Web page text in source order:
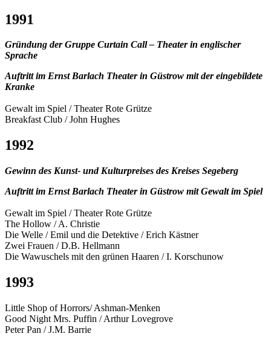
1991
Gründung der Gruppe Curtain Call – Theater in englischer
Sprache
Auftritt im Ernst Barlach Theater in Güstrow mit der eingebildete
Kranke
Gewalt im Spiel / Theater Rote Grütze
Breakfast Club / John Hughes
1992
Gewinn des Kunst- und Kulturpreises des Kreises Segeberg
Auftritt im Ernst Barlach Theater in Güstrow mit Gewalt im Spiel
Gewalt im Spiel / Theater Rote Grütze
The Hollow / A. Christie
Die Welle / Emil und die Detektive / Erich Kästner
Zwei Frauen / D.B. Hellmann
Die Wawuschels mit den grünen Haaren / I. Korschunow
1993
Little Shop of Horrors/ Ashman-Menken
Good Night Mrs. Puffin / Arthur Lovegrove
Peter Pan / J.M. Barrie